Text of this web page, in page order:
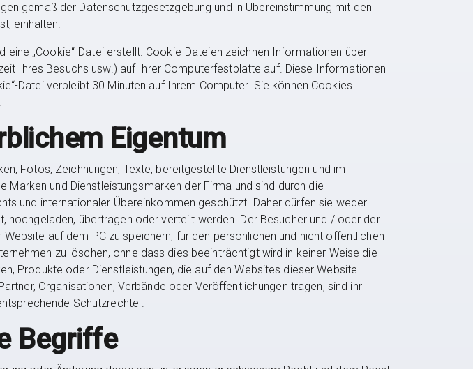
gemäß der Datenschutzgesetzgebung und in Übereinstimmung mit den
einhalten.
„Cookie“-Datei erstellt. Cookie-Dateien zeichnen Informationen über
Ihres Besuchs usw.) auf Ihrer Computerfestplatte auf. Diese Informationen
Datei verbleibt 30 Minuten auf Ihrem Computer. Sie können Cookies
Eigentum
Fotos, Zeichnungen, Texte, bereitgestellte Dienstleistungen und im
und Dienstleistungsmarken der Firma und sind durch die
und internationaler Übereinkommen geschützt. Daher dürfen sie weder
übertragen oder verteilt werden. Der Besucher und / oder der
auf dem PC zu speichern, für den persönlichen und nicht öffentlichen
zu löschen, ohne dass dies beeinträchtigt wird in keiner Weise die
Produkte oder Dienstleistungen, die auf den Websites dieser Website
Organisationen, Verbände oder Veröffentlichungen tragen, sind ihr
Schutzrechte .
Begriffe